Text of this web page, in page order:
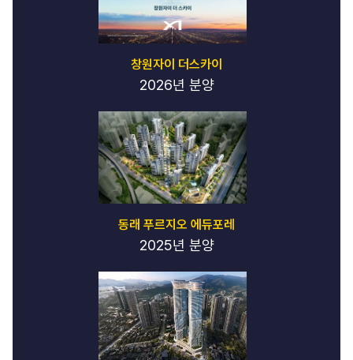
창원자이 더스카이
2026년 분양
동래 푸르지오 에듀포레
2025년 분양